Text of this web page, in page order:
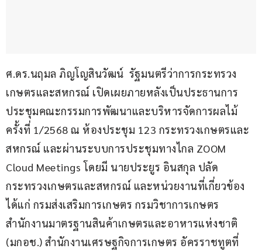
ศ.ดร.นฤมล ภิญโญสินวัฒน์  รัฐมนตรีว่าการกระทรวง
เกษตรและสหกรณ์ เปิดเผยภายหลังเป็นประธานการ
ประชุมคณะกรรมการพัฒนาและบริหารจัดการผลไม้
ครั้งที่ 1/2568 ณ ห้องประชุม 123 กระทรวงเกษตรและ
สหกรณ์ และผ่านระบบการประชุมทางไกล ZOOM
Cloud Meetings โดยมี นายประยูร อินสกุล ปลัด
กระทรวงเกษตรและสหกรณ์ และหน่วยงานที่เกี่ยวข้อง
ได้แก่ กรมส่งเสริมการเกษตร กรมวิชาการเกษตร
สำนักงานมาตรฐานสินค้าเกษตรและอาหารแห่งชาติ
(มกอช.) สำนักงานเศรษฐกิจการเกษตร อัครราชทูตที่